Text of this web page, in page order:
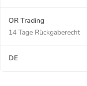
OR Trading
14 Tage Rückgaberecht
DE